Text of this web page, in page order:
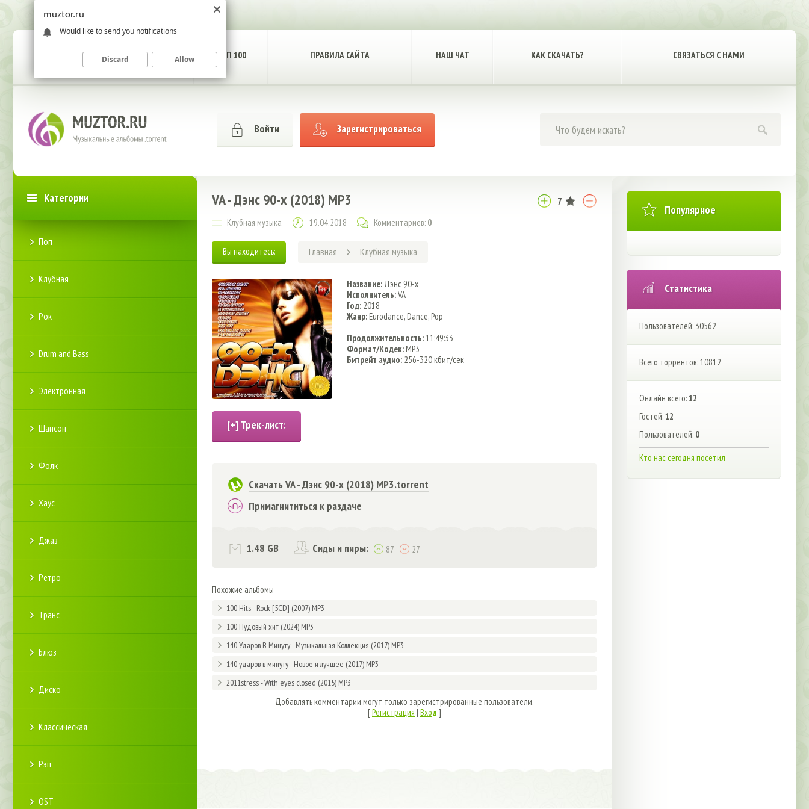
ГЛАВНАЯ СТРАНИЦА ТОП 100 ПРАВИЛА САЙТА НАШ ЧАТ КАК СКАЧАТЬ? СВЯЗАТЬСЯ С НАМИ
Войти Зарегистрироваться
7
VA - Дэнс 90-х (2018) MP3
Клубная музыка 19.04.2018 Комментариев: 0
Вы находитесь: Главная Клубная музыка
Название: Дэнс 90-х
Исполнитель:VA
Год: 2018
Жанр:Eurodance, Dance, Pop
Продолжительность:11:49:33
Формат/Кодек:MP3
Битрейт аудио: 256-320 кбит/сек
Скачать VA - Дэнс 90-х (2018) MP3.torrent
Примагнититься к раздаче
1.48 GB Сиды и пиры: 87 27
Похожие альбомы
100 Hits - Rock [5CD] (2007) MP3
100 Пудовый хит (2024) MP3
140 Ударов В Минуту - Музыкальная Коллекция (2017) MP3
140 ударов в минуту - Новое и лучшее (2017) MP3
2011stress - With eyes closed (2015) MP3
Добавлять комментарии могут только зарегистрированные пользователи.
[Регистрация | Вход ]
Популярное
Статистика
Пользователей: 30562
Всего торрентов: 10812
Онлайн всего:12
Гостей:12
Пользователей: 0
Кто нас сегодня посетил
Категории
Поп
Клубная
Рок
Drum and Bass
Электронная
Шансон
Фолк
Хаус
Джаз
Ретро
Транс
Блюз
Диско
Классическая
Рэп
OST
muztor.ru
Would like to send you notifications
Discard Allow